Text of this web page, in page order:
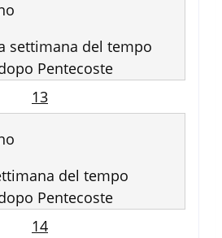
settimana del tempo
Pentecoste
13
del tempo
Pentecoste
14